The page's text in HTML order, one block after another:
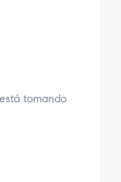
tomando